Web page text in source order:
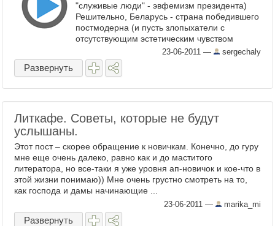
"служивые люди" - эвфемизм президента)
Решительно, Беларусь - страна победившего
постмодерна (и пусть злопыхатели с
отсутствующим эстетическим чувством
23-06-2011 — sergechaly
Развернуть
Литкафе. Советы, которые не будут
услышаны.
Этот пост – скорее обращение к новичкам. Конечно, до гуру
мне еще очень далеко, равно как и до маститого
литератора, но все-таки я уже уровня ап-новичок и кое-что в
этой жизни понимаю)) Мне очень грустно смотреть на то,
как господа и дамы начинающие ...
23-06-2011 — marika_mi
Развернуть